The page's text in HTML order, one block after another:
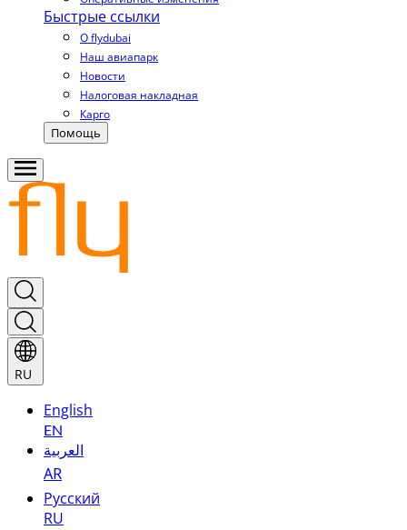
Быстрые ссылки
О flydubai
Наш авиапарк
Новости
Налоговая накладная
Карго
Помощь
RU
English
EN
العربية
AR
Русский
RU